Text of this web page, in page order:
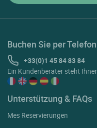
Buchen Sie per Telefon
+33(0)1 45 84 83 84
Ein Kundenberater steht
Unterstützung & FAQs
Mes Reservierungen